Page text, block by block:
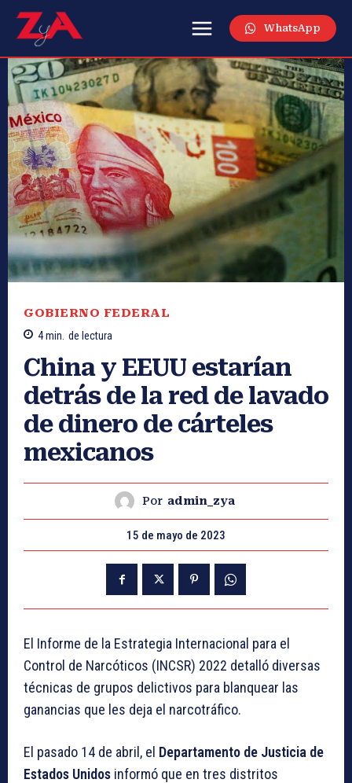
WhatsApp
GOBIERNO FEDERAL
4min. de lectura
China y EEUU estarían
detrás de la red de lavado
de dinero de cárteles
mexicanos
Por admin_zya
15 de mayo de 2023
El Informe de la Estrategia Internacional para el
Control de Narcóticos (INCSR) 2022 detalló diversas
técnicas de grupos delictivos para blanquear las
ganancias que les deja el narcotráfico.
El pasado 14 de abril, el Departamento de Justicia de
Estados Unidos informó que en tres distritos